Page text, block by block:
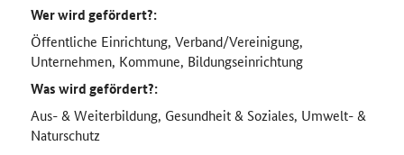
Wer wird gefördert?:
Öffentliche Einrichtung, Verband/Vereinigung,
Unternehmen, Kommune, Bildungseinrichtung
Was wird gefördert?:
Aus- & Weiterbildung, Gesundheit & Soziales, Umwelt- &
Naturschutz